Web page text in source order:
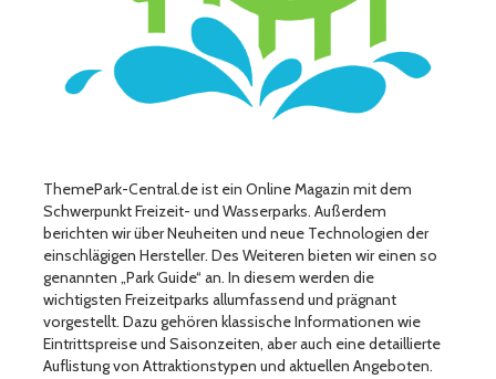
ThemePark-Central.de ist ein Online Magazin mit dem
Schwerpunkt Freizeit- und Wasserparks. Außerdem
berichten wir über Neuheiten und neue Technologien der
einschlägigen Hersteller. Des Weiteren bieten wir einen so
genannten „Park Guide“ an. In diesem werden die
wichtigsten Freizeitparks allumfassend und prägnant
vorgestellt. Dazu gehören klassische Informationen wie
Eintrittspreise und Saisonzeiten, aber auch eine detaillierte
Auflistung von Attraktionstypen und aktuellen Angeboten.